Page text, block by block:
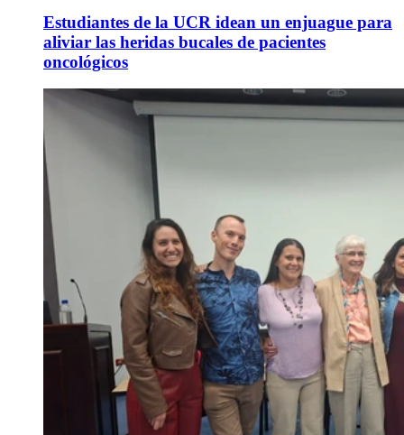
Estudiantes de la UCR idean un enjuague para
aliviar las heridas bucales de pacientes
oncológicos